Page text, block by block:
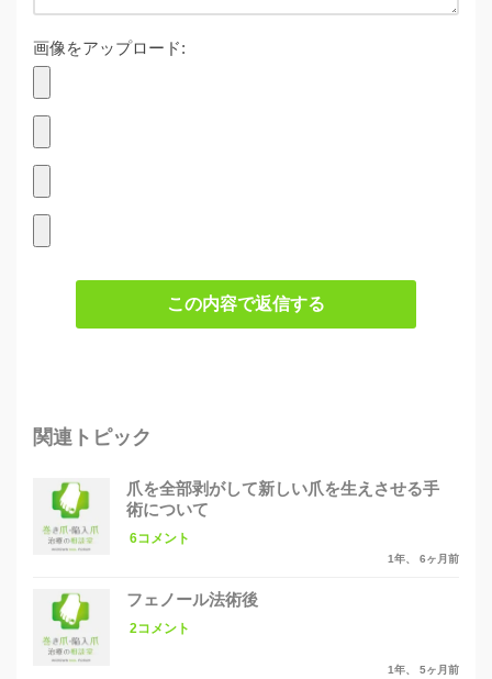
画像をアップロード:
この内容で返信する
関連トピック
爪を全部剥がして新しい爪を生えさせる手
術について
6コメント
1年、 6ヶ月前
フェノール法術後
2コメント
1年、 5ヶ月前